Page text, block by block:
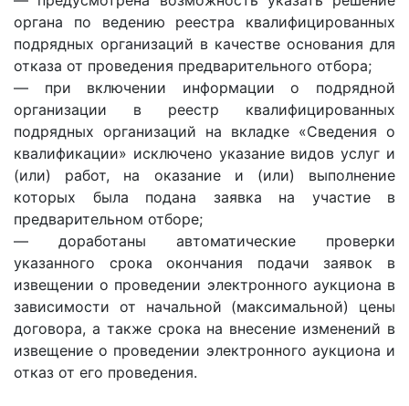
органа по ведению реестра квалифицированных
подрядных организаций в качестве основания для
отказа от проведения предварительного отбора;
— при включении информации о подрядной
организации в реестр квалифицированных
подрядных организаций на вкладке «Сведения о
квалификации» исключено указание видов услуг и
(или) работ, на оказание и (или) выполнение
которых была подана заявка на участие в
предварительном отборе;
— доработаны автоматические проверки
указанного срока окончания подачи заявок в
извещении о проведении электронного аукциона в
зависимости от начальной (максимальной) цены
договора, а также срока на внесение изменений в
извещение о проведении электронного аукциона и
отказ от его проведения.